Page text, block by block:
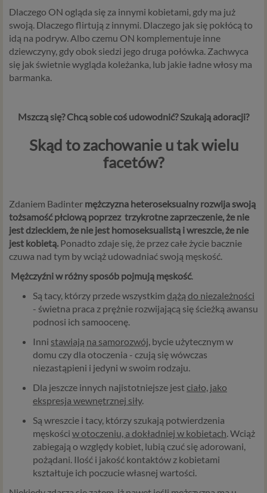
Dlaczego ON ogląda się za innymi kobietami, gdy ma już
swoją. Dlaczego flirtują z innymi. Dlaczego jak się pokłócą to
idą na podryw. Albo czemu ON komplementuje inne
dziewczyny, gdy obok siedzi jego druga połówka. Zachwyca
się jak świetnie wygląda koleżanka, lub jakie ładne włosy ma
barmanka.
Mszczą się? Chcą sobie coś udowodnić? Szukają adoracji?
Skąd to zachowanie u tak wielu
facetów?
Zdaniem Badinter mężczyzna heteroseksualny rozwija swoją
tożsamość płciową poprzez trzykrotne zaprzeczenie, że nie
jest dzieckiem, że nie jest homoseksualistą i wreszcie, że nie
jest kobietą. Ponadto zdaje się, że przez całe życie bacznie
czuwa nad tym by wciąż udowadniać swoją męskość.
Mężczyźni w różny sposób pojmują męskość.
Są tacy, którzy przede wszystkim dążą do niezależności
- świetna praca z prężnie rozwijającą się ścieżką awansu
podnosi ich samoocenę.
Inni stawiają na samorozwój, bycie użytecznym w
domu czy dla otoczenia - czują się wówczas
niezastąpieni i jedyni w swoim rodzaju.
Dla jeszcze innych najistotniejsze jestciało, jako
ekspresja wewnętrznej siły.
Są wreszcie i tacy, którzy szukają potwierdzenia
męskości w otoczeniu, a dokładniej w kobietach. Wciąż
zabiegają o względy kobiet, lubią czuć się adorowani,
pożądani. Ilość i jakość kontaktów z kobietami
kształtuje ich poczucie własnej wartości.